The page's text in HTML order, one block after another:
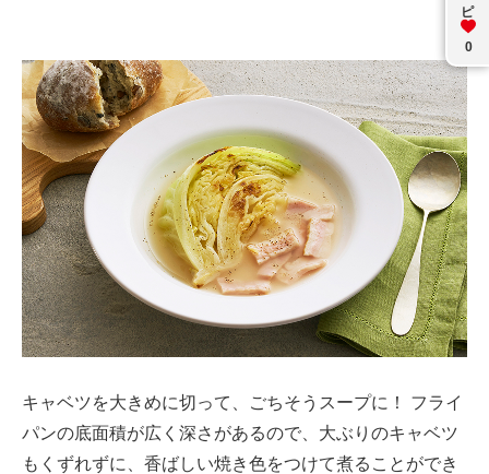
検
索
を
き
ま
す
0
キャベツを大きめに切って、ごちそうスープに！ フライ
パンの底面積が広く深さがあるので、大ぶりのキャベツ
もくずれずに、香ばしい焼き色をつけて煮ることができ